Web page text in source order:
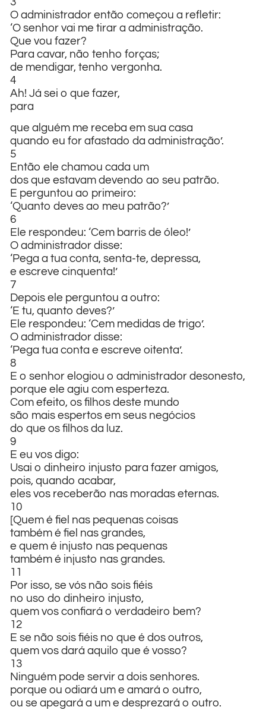
O administrador então começou a refletir:
‘O senhor vai me tirar a administração.
Que vou fazer?
Para cavar, não tenho forças;
de mendigar, tenho vergonha.
4
Ah! Já sei o que fazer,
para
que alguém me receba em sua casa
quando eu for afastado da administração’.
5
Então ele chamou cada um
dos que estavam devendo ao seu patrão.
E perguntou ao primeiro:
‘Quanto deves ao meu patrão?’
6
Ele respondeu: ‘Cem barris de óleo!’
O administrador disse:
‘Pega a tua conta, senta-te, depressa,
e escreve cinquenta!’
7
Depois ele perguntou a outro:
‘E tu, quanto deves?’
Ele respondeu: ‘Cem medidas de trigo’.
O administrador disse:
‘Pega tua conta e escreve oitenta’.
8
E o senhor elogiou o administrador desonesto,
porque ele agiu com esperteza.
Com efeito, os filhos deste mundo
são mais espertos em seus negócios
do que os filhos da luz.
9
E eu vos digo:
Usai o dinheiro injusto para fazer amigos,
pois, quando acabar,
eles vos receberão nas moradas eternas.
10
[Quem é fiel nas pequenas coisas
também é fiel nas grandes,
e quem é injusto nas pequenas
também é injusto nas grandes.
11
Por isso, se vós não sois fiéis
no uso do dinheiro injusto,
quem vos confiará o verdadeiro bem?
12
E se não sois fiéis no que é dos outros,
quem vos dará aquilo que é vosso?
13
Ninguém pode servir a dois senhores.
porque ou odiará um e amará o outro,
ou se apegará a um e desprezará o outro.